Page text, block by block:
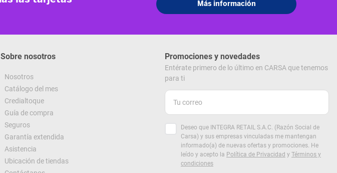
Sobre nosotros
Nosotros
Catálogo del mes
Credialtoque
Guía de compra
Seguros
Garantía extendida
Asistencia
Ubicación de tiendas
Promociones y novedades
Entérate primero de lo último en CARSA que tenemos
para ti
Deseo que INTEGRA RETAIL S.A.C. (Razón Social de
Carsa) y sus empresas vinculadas me mantengan
informado(a) de nuevas ofertas y promociones. He
leído y acepto la Política de Privacidad y Términos y
condiciones